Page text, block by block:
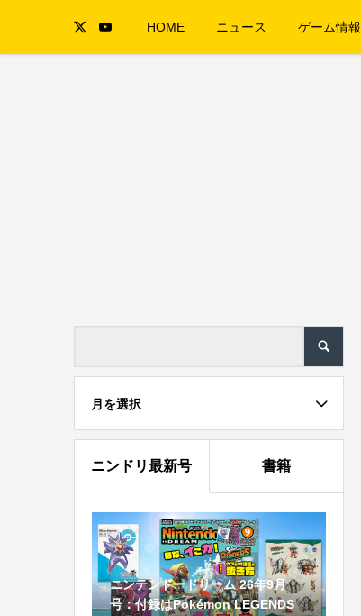
HOME ニュース ゲーム情報
月を選択
ニンドリ最新号 書籍
ニンテンドードリーム 26年9月
号：付録はPokémon LEGENDS